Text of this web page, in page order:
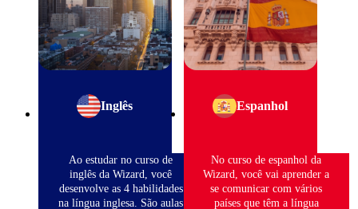
Inglês
Ao estudar no curso de
inglês da Wizard, você
desenvolve as 4 habilidades
na língua inglesa. São aulas
Espanhol
No curso de espanhol da
Wizard, você vai aprender a
se comunicar com vários
países que têm a língua